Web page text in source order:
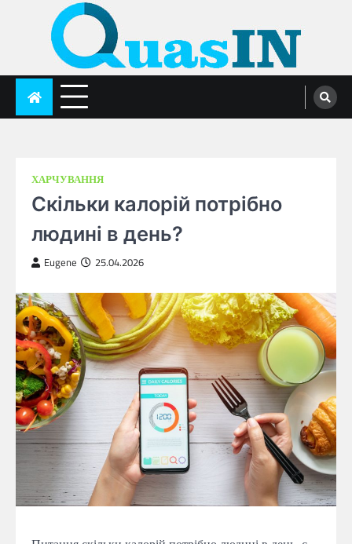
quasin.com
ХАРЧУВАННЯ
Скільки калорій потрібно
людині в день?
Eugene 25.04.2026